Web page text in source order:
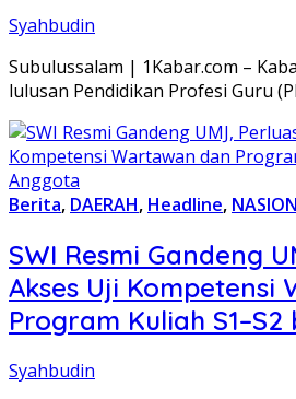
Syahbudin
Subulussalam | 1Kabar.com –
lulusan Pendidikan Profesi Guru
Berita, DAERAH, Headline,
SWI Resmi Gandeng
Akses Uji Kompetensi
Program Kuliah
Syahbudin